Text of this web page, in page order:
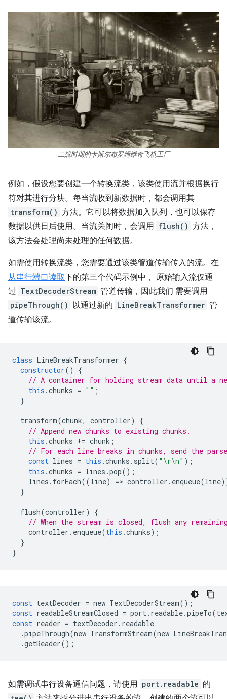
二战时期的卡斯尔布罗姆维奇飞机工厂
例如，假设您要创建一个转换流类，该类使用流并根据换行
符对其进行分块。每当流收到新数据时，都会调用其
transform() 方法。它可以将数据加入队列，也可以保存
数据以供日后使用。当流关闭时，会调用 flush() 方法，
该方法会处理尚未处理的任何数据。
如需使用转换流类，您需要通过该类管道传输传入的流。在
从串行端口读取下的第三个代码示例中， 原始输入流仅通
过 TextDecoderStream 管道传输，因此我们 需要调用
pipeThrough() 以通过新的 LineBreakTransformer 管
道传输该流。
class LineBreakTransformer {
constructor()
{
// A container for holding stream data until a
this .chunks = "" ;
}
transform(chunk, controller)
{
// Append new chunks to existing chunks.
this .chunks += chunk ;
// For each line breaks in chunks, send the
const lines = this .chunks . split( "\r\n" );
this .chunks = lines .pop();
lines . forEach((line) => controller . enqueue(line
}
flush(controller)
{
// When the stream is closed, flush any
controller . enqueue(this .chunks);
}
}
const textDecoder = new TextDecoderStream();
const readableStreamClosed = port. readable.pipeTo(
const reader = textDecoder . readable
.pipeThrough(new TransformStream(new
.getReader();
如需调试串行设备通信问题，请使用 port.readable 的